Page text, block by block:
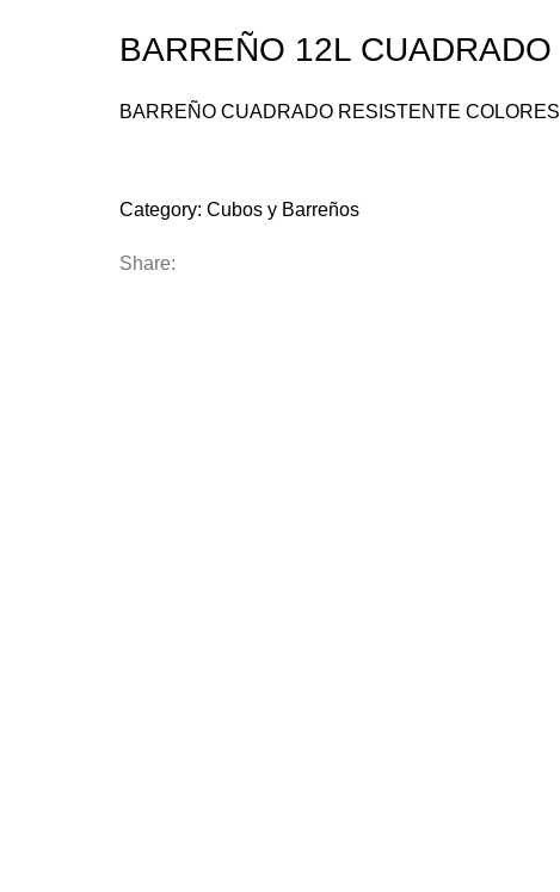
BARREÑO 12L CUADRADO
BARREÑO CUADRADO RESISTENTE COLORES
Category: Cubos y Barreños
Share: